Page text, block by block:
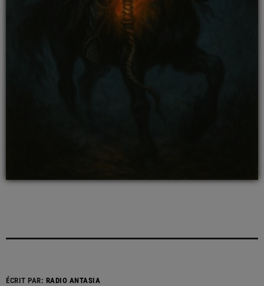
ÉCRIT PAR: RADIO ANTASIA